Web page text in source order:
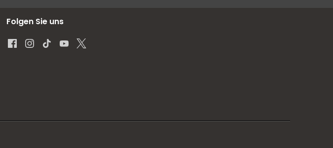
Folgen Sie uns